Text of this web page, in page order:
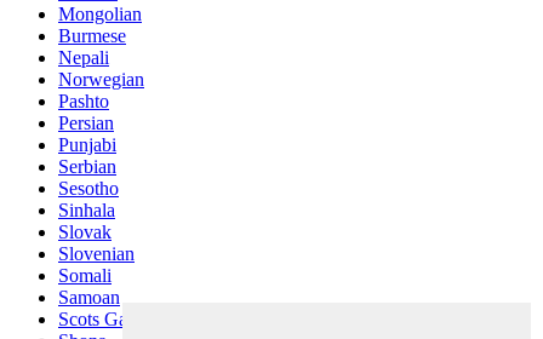
Mongolian
Burmese
Nepali
Norwegian
Pashto
Persian
Punjabi
Serbian
Sesotho
Sinhala
Slovak
Slovenian
Somali
Samoan
Scots Gaelic